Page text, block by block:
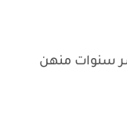
سنوات منهن